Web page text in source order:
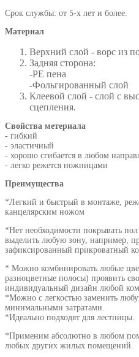
Срок службы: от 5-х лет и более.
Материал
Верхний слой - ворс из
Задняя сторона:
-РЕ пена
-Фольгированный слой
Клеевой слой - слой с
сцепления.
Свойства метериала
- гибкий
- эластичный
- хорошо сгибается в любом
- легко режется ножницами
Преимущества
*Легкий и быстрый в монтаже,
канцелярским ножом
*Нет необходимости покрывать
выделить любую зону, например,
зафиксированный прикроватный
* Можно комбинировать любые
разноцветные полосы) проявить
индивидуальный дизайн любой
*Можно с легкостью заменить
минимальными затратами.
*Идеально подходят для лестницы.
*Применим абсолютно в любом
любых других жилых помещений.